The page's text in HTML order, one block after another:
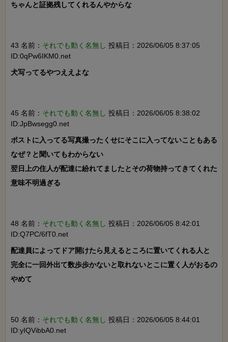
ちゃんと証拠残してくれるんやからな
43 名前： それでも動く名無し 投稿日：2026/06/05 8:37:05
ID:0qPw6IKM0.net
犬写ってるやつええよな
45 名前： それでも動く名無し 投稿日：2026/06/05 8:38:02
ID:JpBwsegg0.net
ポストに入ってる写真撮ったくせにそこに入ってないこともある
なぜ？と聞いてもわからない
翌日上の住人が配達に紛れてましたとその荷物持ってきてくれた
意味不明過ぎる
48 名前： それでも動く名無し 投稿日：2026/06/05 8:42:01
ID:Q7PC/6fT0.net
配達員によってドア開けたら見えるところに置いてくれる人と
完全に一回外出て数歩歩かないと取れないとこに置く人がおるの
やめて
50 名前： それでも動く名無し 投稿日：2026/06/05 8:44:01
ID:yIQVibbA0.net